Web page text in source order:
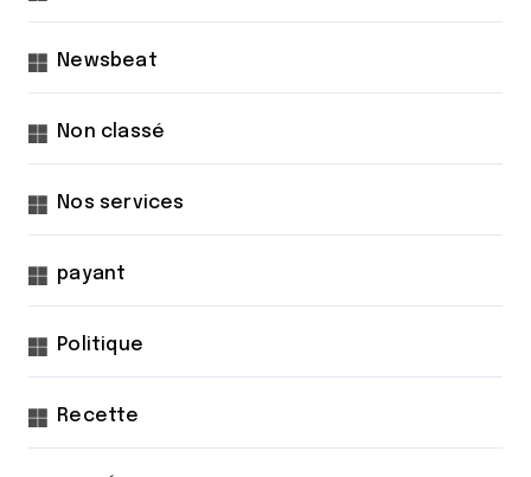
Newsbeat
Non classé
Nos services
payant
Politique
Recette